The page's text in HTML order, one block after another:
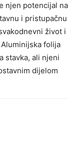
njen potencijal na
i pristupačnu
život i
folija
stavka, ali njeni
dijelom